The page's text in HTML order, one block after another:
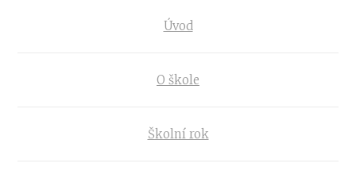
Úvod
O škole
Školní rok